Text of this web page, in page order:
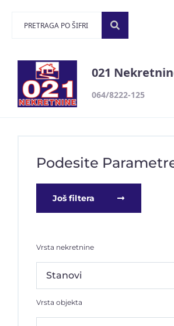
021
064/8222-125
Podesite
Još filtera
Vrsta nekretnine
Vrsta objekta